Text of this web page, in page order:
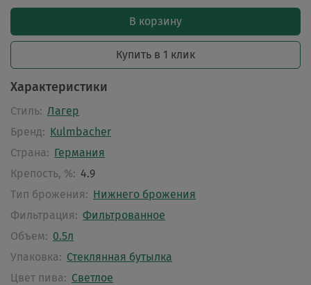
В корзину
Купить в 1 клик
Характеристики
Стиль: Лагер
Бренд: Kulmbacher
Страна: Германия
Крепость, %: 4.9
Тип брожения: Нижнего брожения
Фильтрация: Фильтрованное
Объем: 0.5л
Упаковка: Стеклянная бутылка
Цвет пива: Светлое